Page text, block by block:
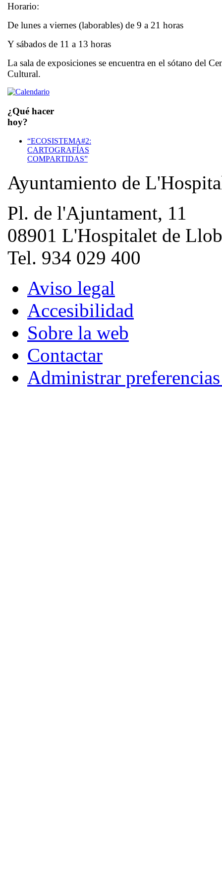
Horario:
De lunes a viernes (laborables) de 9 a 21 horas
Y sábados de 11 a 13 horas
La sala de exposiciones se encuentra en el sótano del
Cultural.
¿Qué hacer
hoy?
“ECOSISTEMA#2:
CARTOGRAFÍAS
COMPARTIDAS”
Ayuntamiento de
Pl. de l'Ajuntament, 11
08901 L'Hospitalet de
Tel. 934 029 400
Aviso legal
Accesibilidad
Sobre la web
Contactar
Administrar